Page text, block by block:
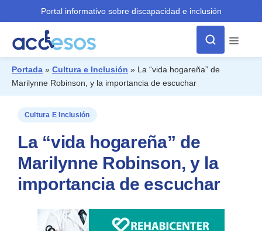
Portal informativo sobre discapacidad e inclusión
Menú
¿Qué buscas?
Portada » Cultura e Inclusión » La “vida hogareña” de
Marilynne Robinson, y la importancia de escuchar
Cultura E Inclusión
La “vida hogareña” de
Marilynne Robinson, y la
importancia de escuchar